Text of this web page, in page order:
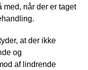
med, når der er taget
at der ikke
og
af lindrende